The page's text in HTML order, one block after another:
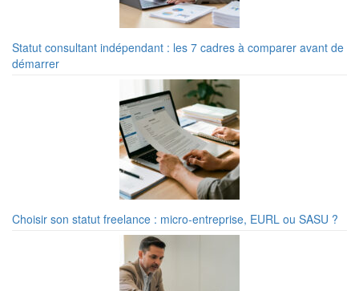
Statut consultant indépendant : les 7 cadres à comparer avant de
démarrer
Choisir son statut freelance : micro-entreprise, EURL ou SASU ?